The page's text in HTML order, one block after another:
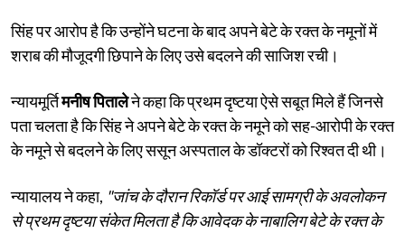
सिंह पर आरोप है कि उन्होंने घटना के बाद अपने बेटे के रक्त के नमूनों में
शराब की मौजूदगी छिपाने के लिए उसे बदलने की साजिश रची।
न्यायमूर्तिमनीष पितालेने कहा कि प्रथम दृष्टया ऐसे सबूत मिले हैं जिनसे
पता चलता है कि सिंह ने अपने बेटे के रक्त के नमूने को सह-आरोपी के रक्त
के नमूने से बदलने के लिए ससून अस्पताल के डॉक्टरों को रिश्वत दी थी।
न्यायालय ने कहा, "जांच के दौरान रिकॉर्ड पर आई सामग्री के अवलोकन
से प्रथम दृष्टया संकेत मिलता है कि आवेदक के नाबालिग बेटे के रक्त के